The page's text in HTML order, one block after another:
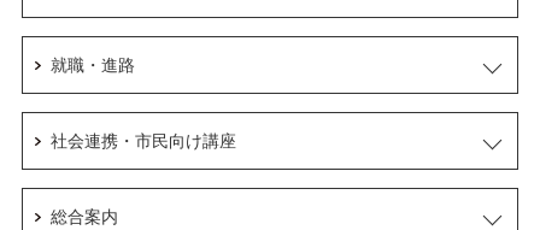
就職・進路
社会連携・市民向け講座
総合案内